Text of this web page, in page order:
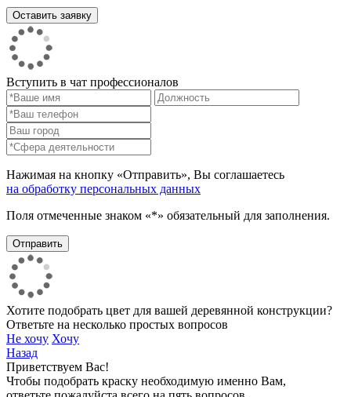
Вступить в чат профессионалов
Нажимая на кнопку «Отправить», Вы соглашаетесь
на обработку персональных данных
Поля отмеченные знаком «*» обязательный для заполнения.
Хотите подобрать цвет для вашей деревянной конструкции?
Ответьте на несколько простых вопросов
Не хочу Хочу
Назад
Приветствуем Вас!
Чтобы подобрать краску необходимую именно Вам,